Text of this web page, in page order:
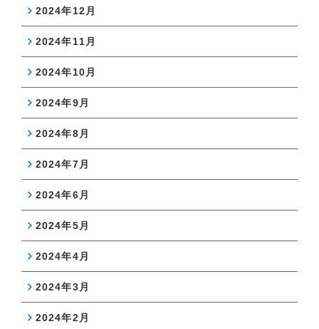
2024年12月
2024年11月
2024年10月
2024年9月
2024年8月
2024年7月
2024年6月
2024年5月
2024年4月
2024年3月
2024年2月